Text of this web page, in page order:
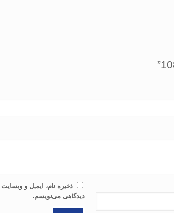
ذخیره نام، ایمیل و
دیدگاهی می‌نویسم.